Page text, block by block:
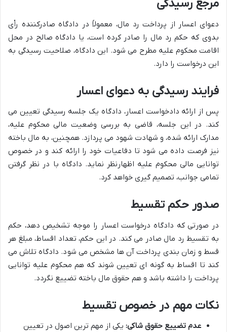
مرجع رسیدگی
دعوای اعسار از پرداخت رد مال، معمولاً در دادگاه صادرکننده رأی
بدوی که حکم رد مال را صادر کرده است، یا دادگاه صالح در محل
اقامت محکوم علیه مطرح می شود. این دادگاه، صلاحیت رسیدگی به
این درخواست را دارد.
فرایند رسیدگی به دعوای اعسار
پس از ارائه دادخواست اعسار، دادگاه یک جلسه رسیدگی تعیین می
کند. در این جلسه، قاضی به بررسی وضعیت مالی محکوم علیه،
مدارک ارائه شده، و شهادت شهود می پردازد. همچنین، به مال باخته
نیز فرصت داده می شود تا دفاعیات خود را ارائه کند و در خصوص
توانایی مالی محکوم علیه اظهارنظر نماید. دادگاه با در نظر گرفتن
تمامی جوانب، تصمیم گیری خواهد کرد.
صدور حکم تقسیط
در صورتی که دادگاه درخواست اعسار را موجه تشخیص دهد، حکم
به تقسیط رد مال صادر می کند. در این حکم، تعداد اقساط، مبلغ هر
قسط و زمان بندی پرداخت آن ها مشخص می شود. دادگاه تلاش می
کند تا اقساط به گونه ای تعیین شوند که هم محکوم علیه توانایی
پرداخت را داشته باشد و هم حقوق مال باخته تضییع نگردد.
نکات مهم در خصوص تقسیط
عدم تضییع حقوق شاکی: یکی از مهم ترین اصول در تعیین